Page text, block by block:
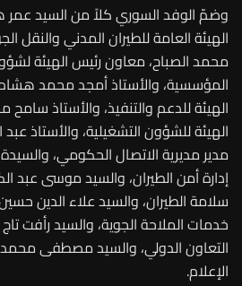
وضمّ الوفد السوري كلاً من السيد
الهيئة العامة للطيران المدني والنقل
محمد الصباح، معاون رئيس الهيئة
المؤسسية، والأستاذ أمجد محمد
الهيئة للدعم والتنفيذ، والأستاذ
الهيئة للشؤون التشغيلية، والأستاذ
مدير مديرية الاتصال الحكومي،
إدارة أمن الطيران، والسيد موسى عبد
سلامة الطيران، والسيد علاء الدين
خدمات الملاحة الجوية، والسيد رأفت
التعاون الدولي، والسيد مصطفى محمد
الإعلام.